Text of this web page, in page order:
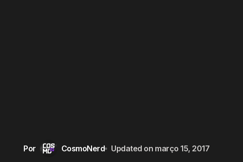
Por CosmoNerd Updated on março 15, 2017